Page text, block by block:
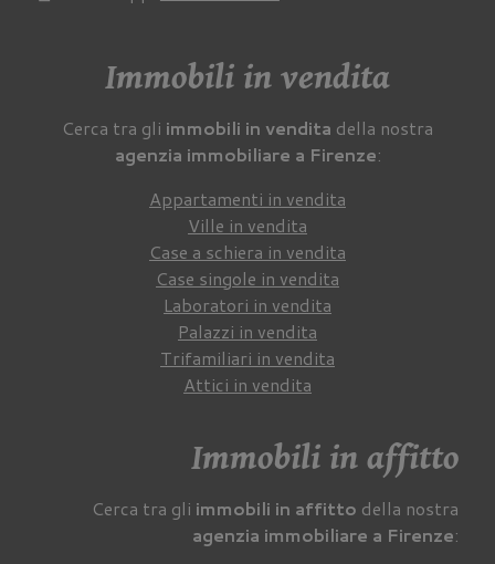
Immobili in vendita
Cerca tra gli immobili in vendita della nostra
agenzia immobiliare a Firenze:
Appartamenti in vendita
Ville in vendita
Case a schiera in vendita
Case singole in vendita
Laboratori in vendita
Palazzi in vendita
Trifamiliari in vendita
Attici in vendita
Immobili in affitto
Cerca tra gli immobili in affitto della nostra
agenzia immobiliare a Firenze: